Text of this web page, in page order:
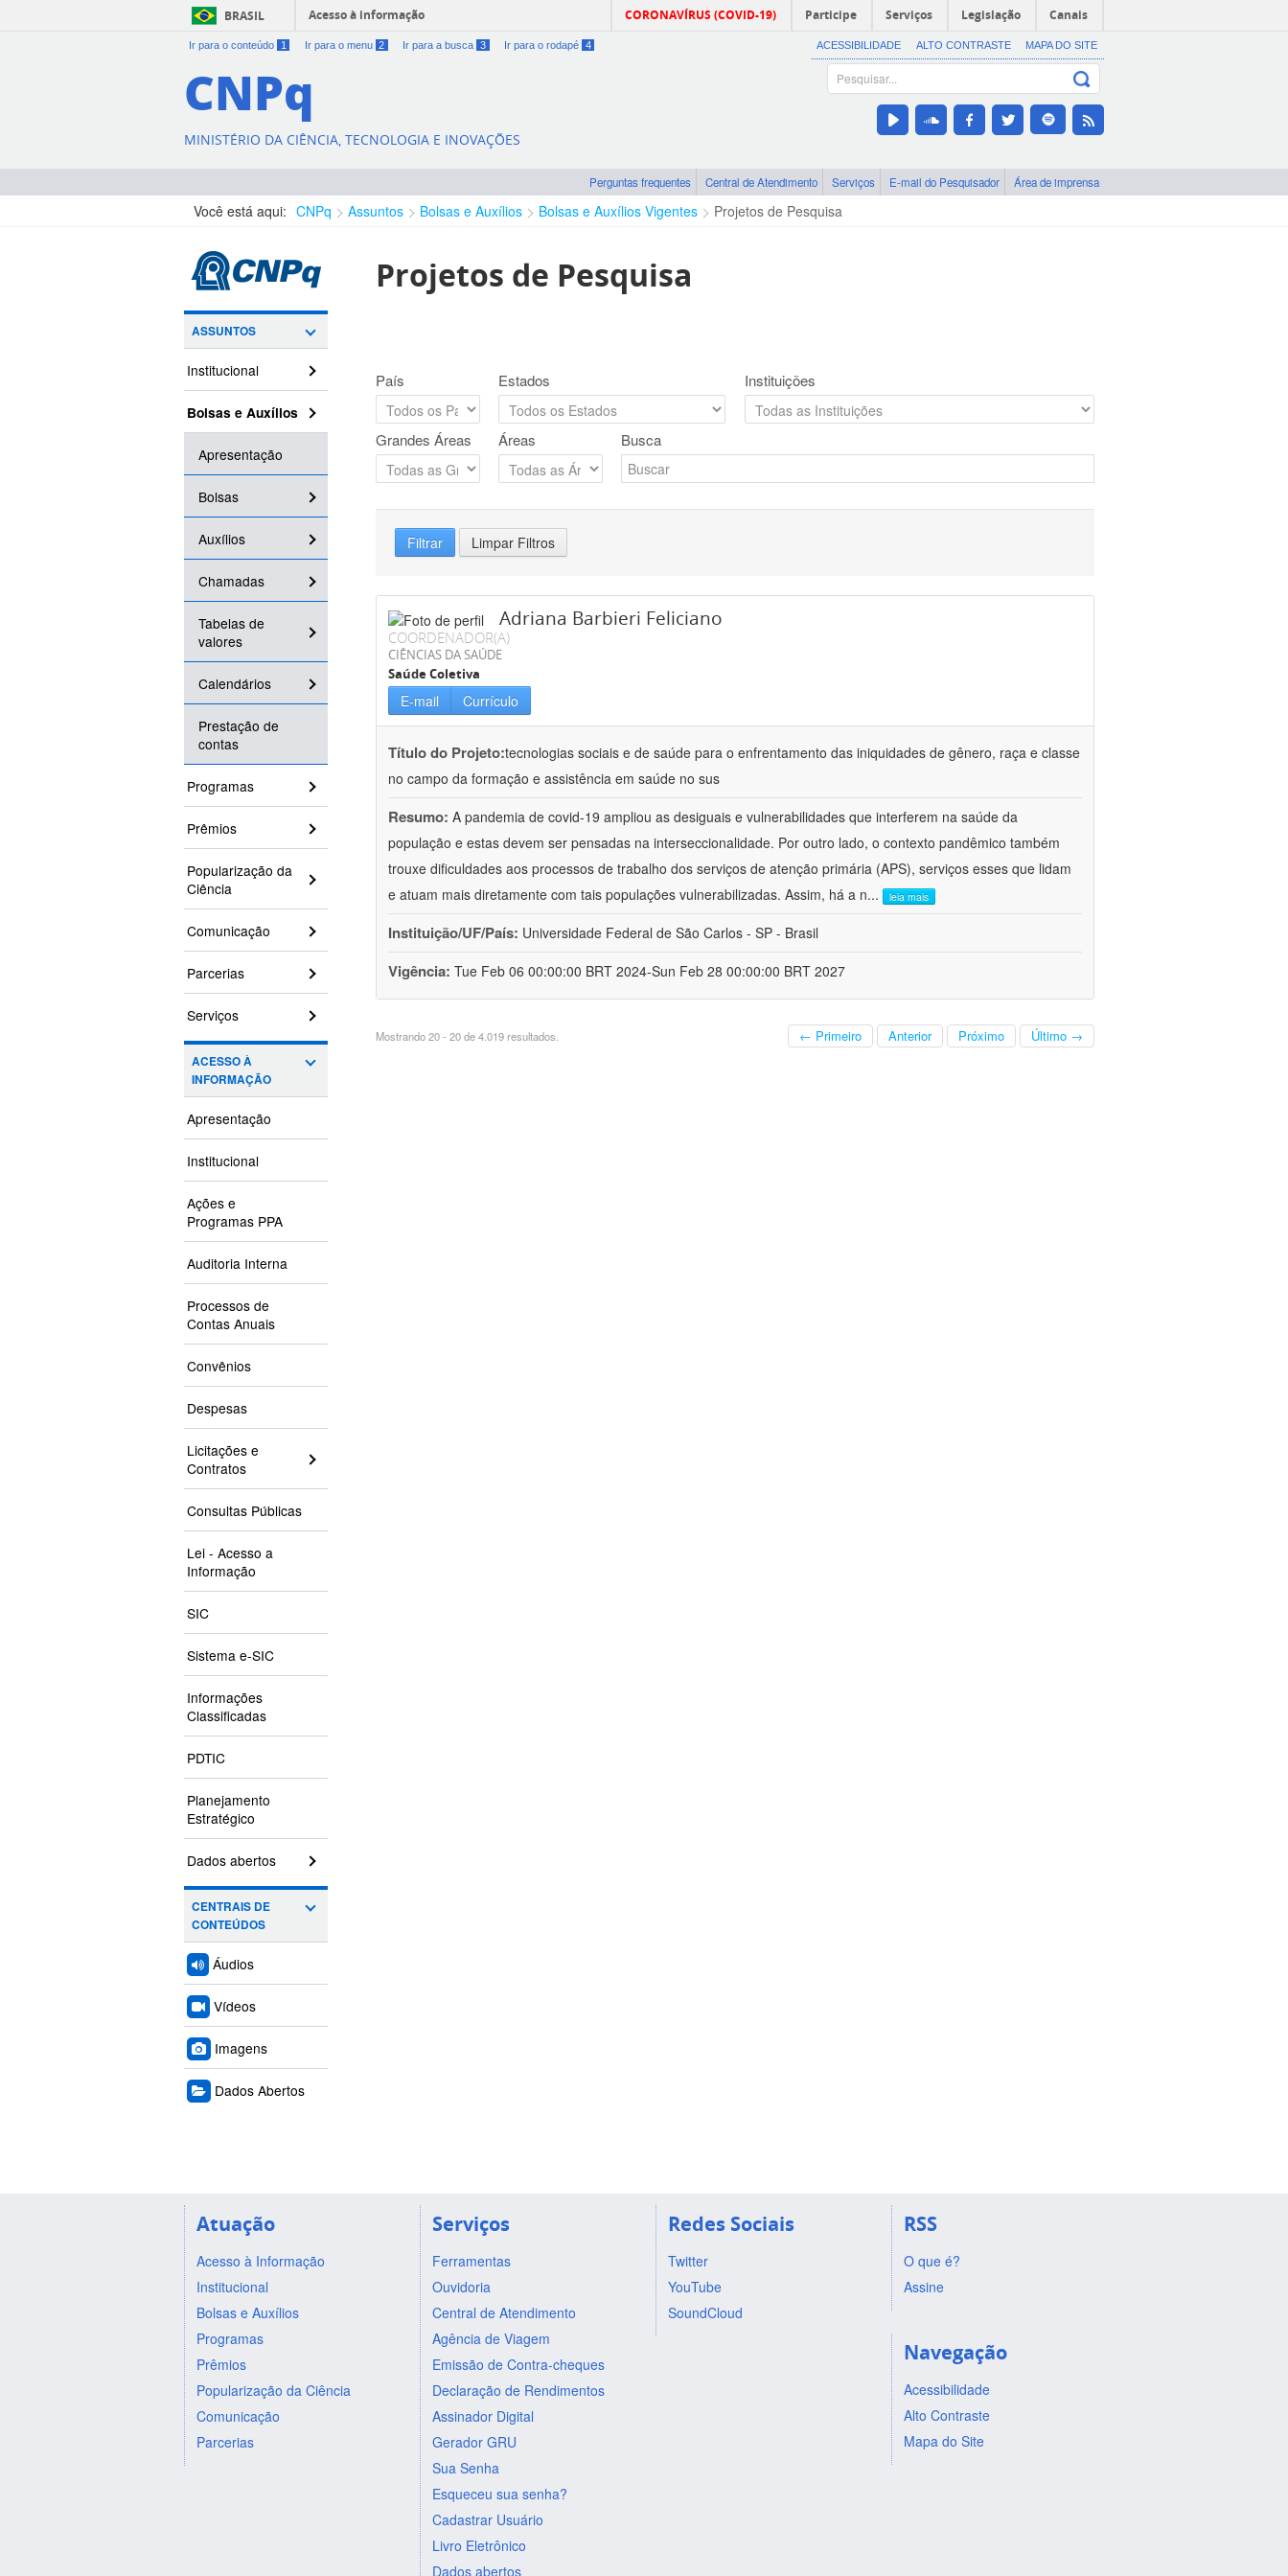
BRASIL Acesso à informação CORONAVÍRUS (COVID-19) Participe Serviços Legislação Canais
Ir para o conteúdo 1 Ir para o menu 2 Ir para a busca 3 Ir para o rodapé 4 ACESSIBILIDADE ALTO CONTRASTE MAPA DO SITE
CNPq
MINISTÉRIO DA CIÊNCIA, TECNOLOGIA E INOVAÇÕES
Perguntas frequentes Central de Atendimento Serviços E-mail do Pesquisador Área de imprensa
Você está aqui: CNPq Assuntos Bolsas e Auxílios Bolsas e Auxílios Vigentes Projetos de Pesquisa
ASSUNTOS
Institucional
Bolsas e Auxílios
Apresentação
Bolsas
Auxílios
Chamadas
Tabelas de
valores
Calendários
Prestação de
contas
Programas
Prêmios
Popularização da
Ciência
Comunicação
Parcerias
Serviços
ACESSO À
INFORMAÇÃO
Apresentação
Institucional
Ações e
Programas PPA
Auditoria Interna
Processos de
Contas Anuais
Convênios
Despesas
Licitações e
Contratos
Consultas Públicas
Lei - Acesso a
Informação
SIC
Sistema e-SIC
Informações
Classificadas
PDTIC
Planejamento
Estratégico
Dados abertos
CENTRAIS DE
CONTEÚDOS
Áudios
Vídeos
Imagens
Dados Abertos
Projetos de Pesquisa
País Estados Instituições
Grandes Áreas Áreas Busca
Filtrar Limpar Filtros
Adriana Barbieri Feliciano
COORDENADOR(A)
CIÊNCIAS DA SAÚDE
Saúde Coletiva
E-mail Currículo
Título do Projeto:tecnologias sociais e de saúde para o enfrentamento das iniquidades de gênero, raça e classe
no campo da formação e assistência em saúde no sus
Resumo: A pandemia de covid-19 ampliou as desiguais e vulnerabilidades que interferem na saúde da
população e estas devem ser pensadas na interseccionalidade. Por outro lado, o contexto pandêmico também
trouxe dificuldades aos processos de trabalho dos serviços de atenção primária (APS), serviços esses que lidam
e atuam mais diretamente com tais populações vulnerabilizadas. Assim, há a n... leia mais
Instituição/UF/País: Universidade Federal de São Carlos - SP - Brasil
Vigência: Tue Feb 06 00:00:00 BRT 2024-Sun Feb 28 00:00:00 BRT 2027
Mostrando 20 - 20 de 4.019 resultados. ← Primeiro Anterior Próximo Último →
Atuação
Acesso à Informação
Institucional
Bolsas e Auxílios
Programas
Prêmios
Popularização da Ciência
Comunicação
Parcerias
Serviços
Ferramentas
Ouvidoria
Central de Atendimento
Agência de Viagem
Emissão de Contra-cheques
Declaração de Rendimentos
Assinador Digital
Gerador GRU
Sua Senha
Esqueceu sua senha?
Cadastrar Usuário
Livro Eletrônico
Dados abertos
Redes Sociais
Twitter
YouTube
SoundCloud
RSS
O que é?
Assine
Navegação
Acessibilidade
Alto Contraste
Mapa do Site